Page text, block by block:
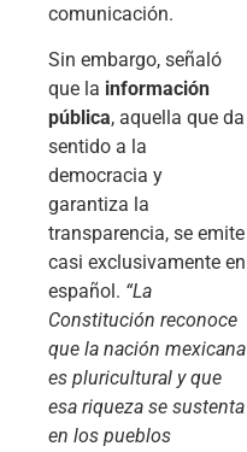
comunicación.
Sin embargo, señaló
que la información
pública, aquella que da
sentido a la
democracia y
garantiza la
transparencia, se emite
casi exclusivamente en
español. “La
Constitución reconoce
que la nación mexicana
es pluricultural y que
esa riqueza se sustenta
en los pueblos